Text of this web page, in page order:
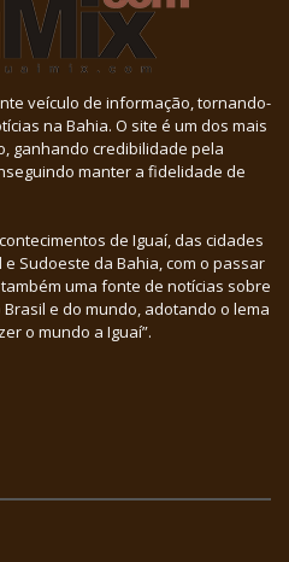
veículo de informação, tornando-
na Bahia. O site é um dos mais
ganhando credibilidade pela
manter a fidelidade de
de Iguaí, das cidades
Sudoeste da Bahia, com o passar
uma fonte de notícias sobre
e do mundo, adotando o lema
o mundo a Iguaí”.